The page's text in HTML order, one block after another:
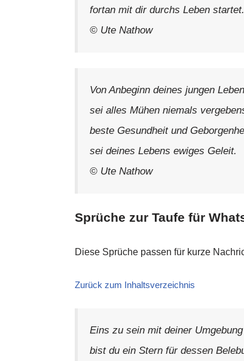
fortan mit dir durchs Leben startet.
© Ute Nathow
Von Anbeginn deines jungen
sei alles Mühen niemals
beste Gesundheit und
sei deines Lebens ewiges Geleit.
© Ute Nathow
Sprüche zur Taufe für
Diese Sprüche passen für kurze
Zurück zum Inhaltsverzeichnis
Eins zu sein mit deiner Umgebung
bist du ein Stern für dessen